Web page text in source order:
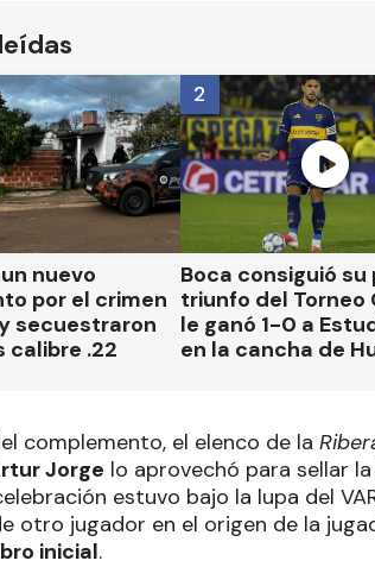
nuevo
por el crimen
secuestraron
calibre .22
Boca consiguió su
triunfo del Torneo
le ganó 1-0 a
en la cancha de
2
complemento, el elenco de la
Jorge lo aprovechó para sellar
estuvo bajo la lupa del
otro jugador en el origen de la
inicial.